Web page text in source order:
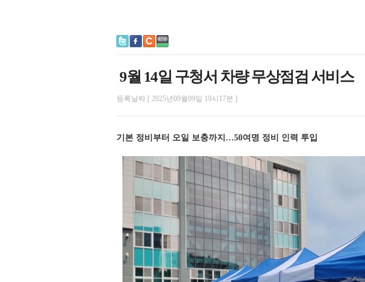
9월 14일 구청서 차량 무상점검 서비스
등록날짜 [ 2025년09월09일 19시17분 ]
기본 정비부터 오일 보충까지…50여명 정비 인력 투입